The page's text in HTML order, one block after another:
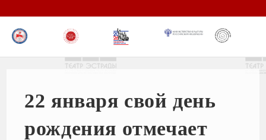
22 января свой день
рождения отмечает